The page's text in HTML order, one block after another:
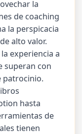
la
de coaching
la perspicacia
alto valor.
experiencia a
superan con
patrocinio.
hasta
de
tienen